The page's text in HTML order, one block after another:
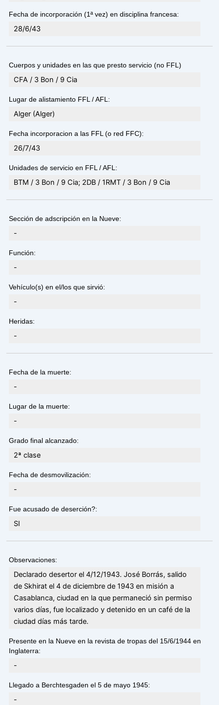
Fecha de incorporación (1ª vez) en disciplina francesa:
28/6/43
Cuerpos y unidades en las que presto servicio (no FFL)
CFA / 3 Bon / 9 Cia
Lugar de alistamiento FFL / AFL:
Alger (Alger)
Fecha incorporacion a las FFL (o red FFC):
26/7/43
Unidades de servicio en FFL / AFL:
BTM / 3 Bon / 9 Cia; 2DB / 1RMT / 3 Bon / 9 Cia
Sección de adscripción en la Nueve:
-
Función:
-
Vehículo(s) en el/los que sirvió:
-
Heridas:
-
Fecha de la muerte:
-
Lugar de la muerte:
-
Grado final alcanzado:
2ª clase
Fecha de desmovilización:
-
Fue acusado de deserción?:
SI
Observaciones:
Declarado desertor el 4/12/1943. José Borrás, salido
de Skhirat el 4 de diciembre de 1943 en misión a
Casablanca, ciudad en la que permaneció sin permiso
varios días, fue localizado y detenido en un café de la
ciudad días más tarde.
Presente en la Nueve en la revista de tropas del 15/6/1944 en
Inglaterra:
-
Llegado a Berchtesgaden el 5 de mayo 1945:
-